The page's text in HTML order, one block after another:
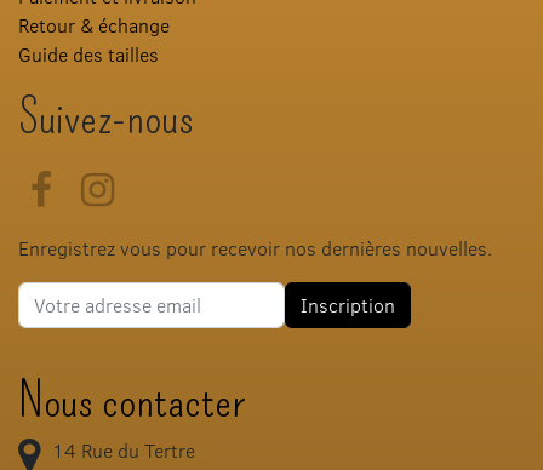
Retour & échange
Guide des tailles
Suivez-nous
FacebookInstagram
Enregistrez vous pour recevoir nos dernières nouvelles.
Adresse e-mail
Inscription
Nous contacter
14 Rue du Tertre